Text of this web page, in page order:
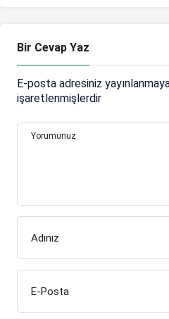
Bir Cevap Yaz
E-posta adresiniz
işaretlenmişlerdir
Yorumunuz
Adınız
E-Posta